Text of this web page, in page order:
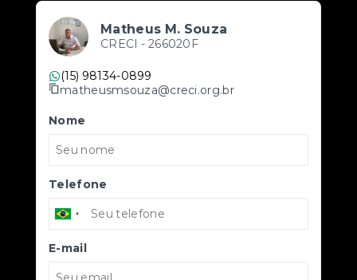
Matheus M. Souza
CRECI - 266020F
(15) 98134-0899
matheusmsouza@creci.org.br
Nome
Telefone
E-mail